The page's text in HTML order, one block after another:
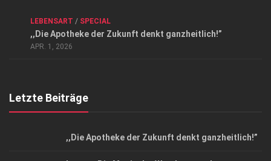
Datenschutzerklärung
Top Magazin Dresden / Ostsachsen
LEBENSART / SPECIAL
,,Die Apotheke der Zukunft denkt ganzheitlich!”
APR. 1, 2026
Letzte Beiträge
,,Die Apotheke der Zukunft denkt ganzheitlich!”